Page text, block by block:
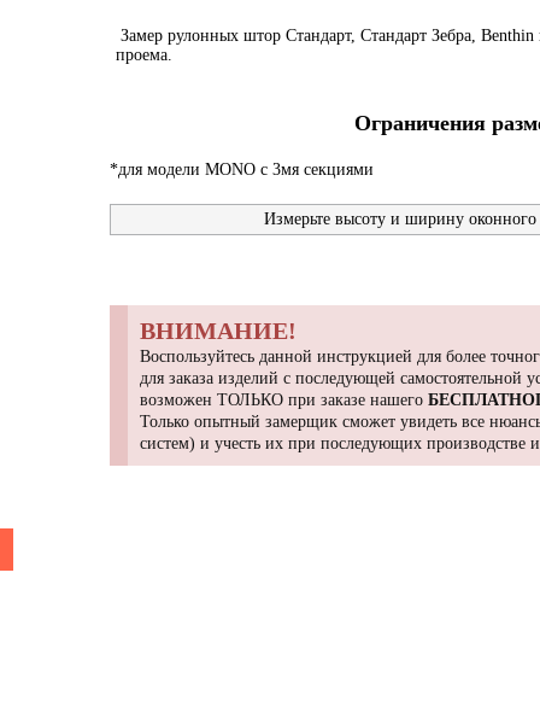
Замер рулонных штор Стандарт, Стандарт Зебра,
проема.
Ограничения
*для модели MONO с 3мя секциями
Измерьте высоту и ширину оконного
ВНИМАНИЕ!
Воспользуйтесь данной инструкцией для более
для заказа изделий с последующей
возможен ТОЛЬКО при заказе нашего
Только опытный замерщик сможет увидеть все
систем) и учесть их при последующих производстве